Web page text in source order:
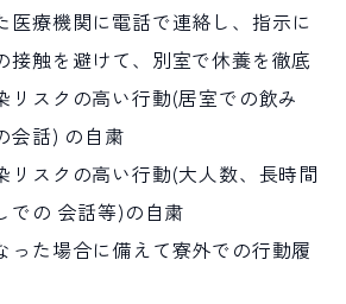
医療機関に電話で連絡し、指示に
接触を避けて、別室で休養を徹底
リスクの高い行動(居室での飲み
会話) の自粛
リスクの高い行動(大人数、長時間
での 会話等)の自粛
った場合に備えて寮外での行動履